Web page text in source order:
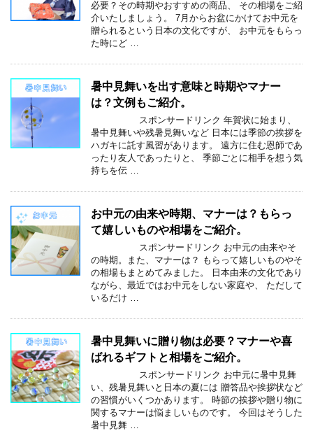
必要？その時期やおすすめの商品、 その相場をご紹
介いたしましょう。 7月からお盆にかけてお中元を
贈られるという日本の文化ですが、 お中元をもらっ
た時にど …
暑中見舞いを出す意味と時期やマナー
は？文例もご紹介。
スポンサードリンク 年賀状に始まり、
暑中見舞いや残暑見舞いなど 日本には季節の挨拶を
ハガキに託す風習があります。 遠方に住む恩師であ
ったり友人であったりと、 季節ごとに相手を想う気
持ちを伝 …
お中元の由来や時期、マナーは？もらっ
て嬉しいものや相場をご紹介。
スポンサードリンク お中元の由来やそ
の時期。また、マナーは？ もらって嬉しいものやそ
の相場もまとめてみました。 日本由来の文化であり
ながら、最近ではお中元をしない家庭や、 ただして
いるだけ …
暑中見舞いに贈り物は必要？マナーや喜
ばれるギフトと相場をご紹介。
スポンサードリンク お中元に暑中見舞
い、残暑見舞いと日本の夏には 贈答品や挨拶状など
の習慣がいくつかあります。 時節の挨拶や贈り物に
関するマナーは悩ましいものです。 今回はそうした
暑中見舞 …